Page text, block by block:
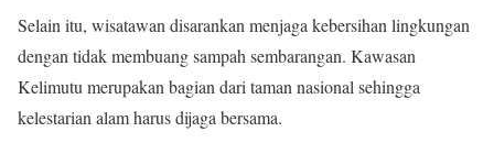
Selain itu, wisatawan disarankan menjaga kebersihan lingkungan
dengan tidak membuang sampah sembarangan. Kawasan
Kelimutu merupakan bagian dari taman nasional sehingga
kelestarian alam harus dijaga bersama.